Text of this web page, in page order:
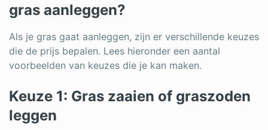
gras aanleggen?
Als je gras gaat aanleggen, zijn er verschillende keuzes
die de prijs bepalen. Lees hieronder een aantal
voorbeelden van keuzes die je kan maken.
Keuze 1: Gras zaaien of graszoden
leggen